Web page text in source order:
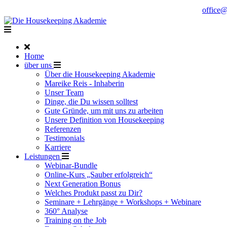
Home
über uns
Über die Housekeeping Akademie
Mareike Reis - Inhaberin
Unser Team
Dinge, die Du wissen solltest
Gute Gründe, um mit uns zu arbeiten
Unsere Definition von Housekeeping
Referenzen
Testimonials
Karriere
Leistungen
Webinar-Bundle
Online-Kurs „Sauber erfolgreich“
Next Generation Bonus
Welches Produkt passt zu Dir?
Seminare + Lehrgänge + Workshops + Webinare
360° Analyse
Training on the Job